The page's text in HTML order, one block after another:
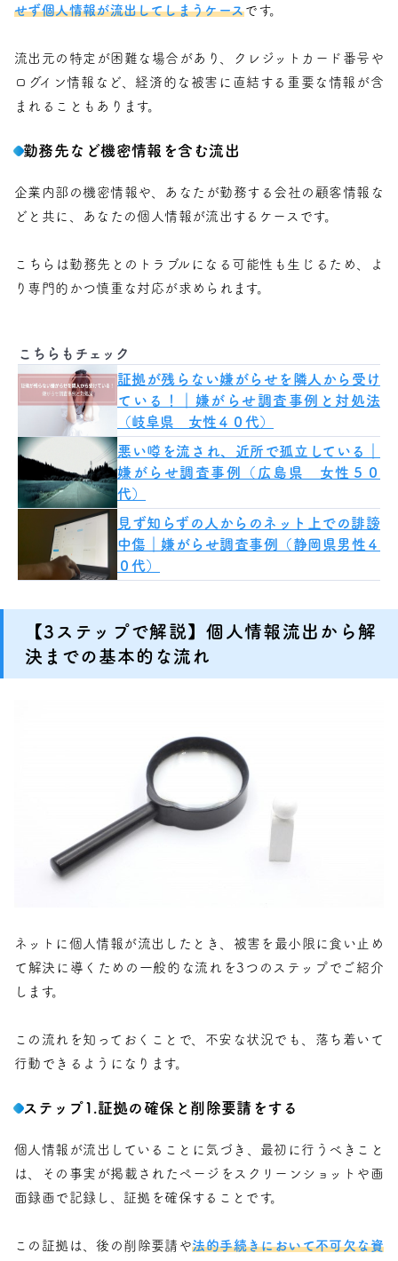
せず個人情報が流出してしまうケースです。
流出元の特定が困難な場合があり、クレジットカード番号や
ログイン情報など、経済的な被害に直結する重要な情報が含
まれることもあります。
勤務先など機密情報を含む流出
企業内部の機密情報や、あなたが勤務する会社の顧客情報な
どと共に、あなたの個人情報が流出するケースです。
こちらは勤務先とのトラブルになる可能性も生じるため、よ
り専門的かつ慎重な対応が求められます。
こちらもチェック
証拠が残らない嫌がらせを隣人から受け
ている！｜嫌がらせ調査事例と対処法
（岐阜県 女性４０代）
悪い噂を流され、近所で孤立している｜
嫌がらせ調査事例（広島県 女性５０
代）
見ず知らずの人からのネット上での誹謗
中傷｜嫌がらせ調査事例（静岡県男性４
０代）
【3ステップで解説】個人情報流出から解
決までの基本的な流れ
ネットに個人情報が流出したとき、被害を最小限に食い止め
て解決に導くための一般的な流れを3つのステップでご紹介
します。
この流れを知っておくことで、不安な状況でも、落ち着いて
行動できるようになります。
ステップ1.証拠の確保と削除要請をする
個人情報が流出していることに気づき、最初に行うべきこと
は、その事実が掲載されたページをスクリーンショットや画
面録画で記録し、証拠を確保することです。
この証拠は、後の削除要請や法的手続きにおいて不可欠な資